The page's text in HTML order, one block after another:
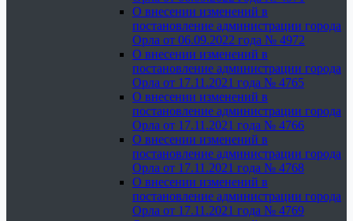
О внесении изменений в
постановление администрации города
Орла от 06.09.2022 года № 4972
О внесении изменений в
постановление администрации города
Орла от 17.11.2021 года № 4765
О внесении изменений в
постановление администрации города
Орла от 17.11.2021 года № 4766
О внесении изменений в
постановление администрации города
Орла от 17.11.2021 года № 4768
О внесении изменений в
постановление администрации города
Орла от 17.11.2021 года № 4769